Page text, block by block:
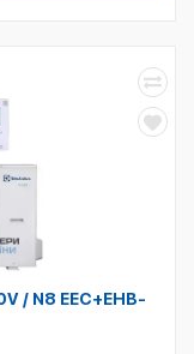
/ N8 EEC+EHB-